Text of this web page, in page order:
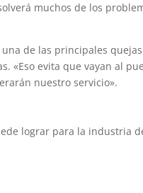
muchos de los
de las principales
«Eso evita que vayan al
nuestro servicio».
lograr para la industria